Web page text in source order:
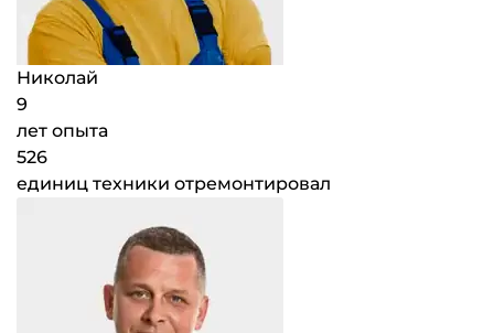
Николай
9
лет опыта
526
единиц техники отремонтировал